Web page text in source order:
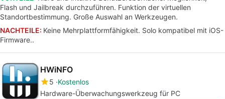
Flash und Jailbreak durchzuführen. Funktion der virtuellen
Standortbestimmung. Große Auswahl an Werkzeugen.
NACHTEILE: Keine Mehrplattformfähigkeit. Solo kompatibel mit iOS-
Firmware..
HWiNFO
5 Kostenlos
Hardware-Überwachungswerkzeug für PC